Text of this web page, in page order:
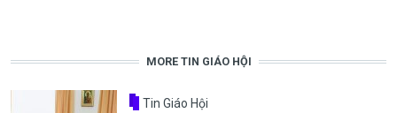
MORE TIN GIÁO HỘI
Tin Giáo Hội